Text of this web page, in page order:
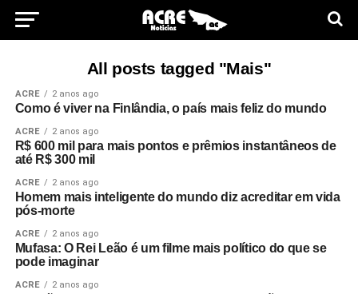
All posts tagged "Mais"
ACRE 2 anos ago
Como é viver na Finlândia, o país mais feliz do mundo
ACRE 2 anos ago
R$ 600 mil para mais pontos e prêmios instantâneos de
até R$ 300 mil
ACRE 2 anos ago
Homem mais inteligente do mundo diz acreditar em vida
pós-morte
ACRE 2 anos ago
Mufasa: O Rei Leão é um filme mais político do que se
pode imaginar
ACRE 2 anos ago